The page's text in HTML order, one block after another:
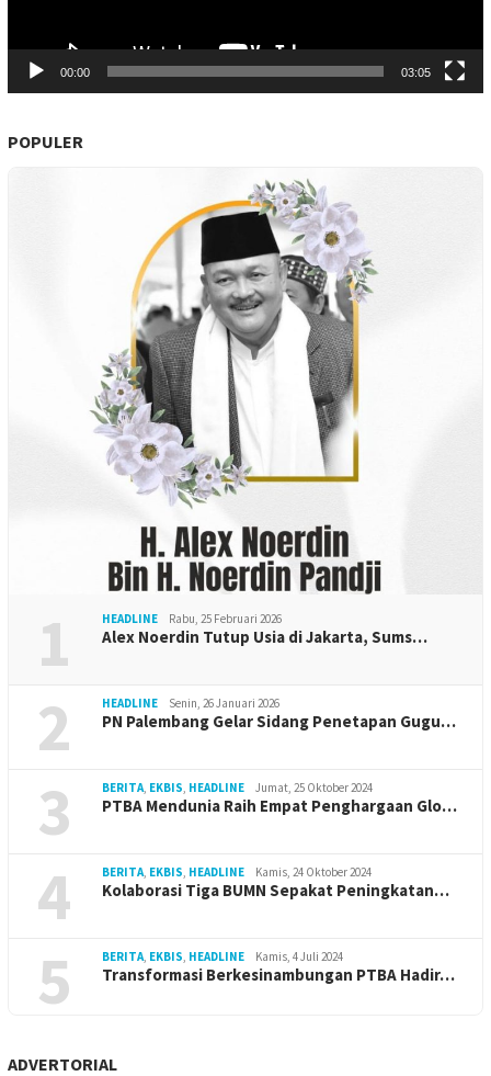
00:00 03:05
POPULER
1 HEADLINE Rabu, 25 Februari 2026
Alex Noerdin Tutup Usia di Jakarta, Sums…
2 HEADLINE Senin, 26 Januari 2026
PN Palembang Gelar Sidang Penetapan Gugu…
3 BERITA EKBIS HEADLINE Jumat, 25 Oktober 2024
PTBA Mendunia Raih Empat Penghargaan Glo…
4 BERITA EKBIS HEADLINE Kamis, 24 Oktober 2024
Kolaborasi Tiga BUMN Sepakat Peningkatan…
5 BERITA EKBIS HEADLINE Kamis, 4 Juli 2024
Transformasi Berkesinambungan PTBA Hadir…
ADVERTORIAL